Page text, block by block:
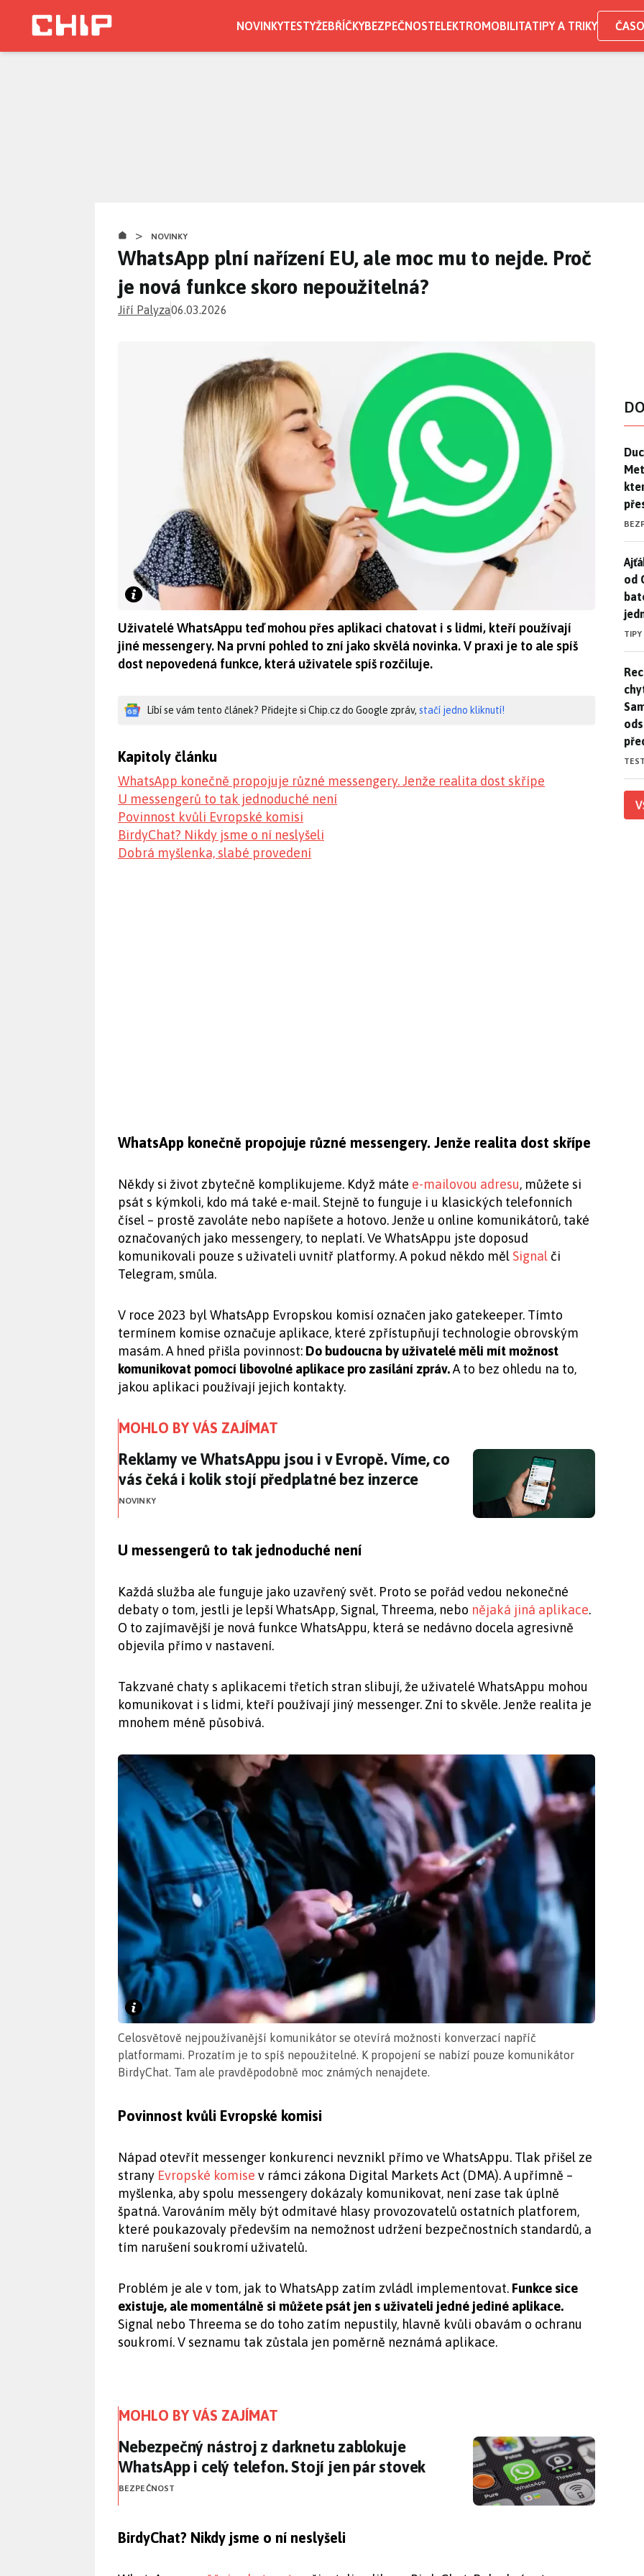
NOVINKYTESTYŽEBŘÍČKYBEZPEČNOSTELEKTROMOBILITATIPY A TRIKY
> NOVINKY
WhatsApp plní nařízení EU, ale moc mu to nejde. Proč
je nová funkce skoro nepoužitelná?
Jiří Palyza06.03.2026
Uživatelé WhatsAppu teď mohou přes aplikaci chatovat i s lidmi, kteří používají
jiné messengery. Na první pohled to zní jako skvělá novinka. V praxi je to ale spíš
dost nepovedená funkce, která uživatele spíš rozčiluje.
Líbí se vám tento článek? Přidejte si Chip.cz do Google zpráv, stačí jedno kliknutí!
Kapitoly článku
WhatsApp konečně propojuje různé messengery. Jenže realita dost skřípe
U messengerů to tak jednoduché není
Povinnost kvůli Evropské komisi
BirdyChat? Nikdy jsme o ní neslyšeli
Dobrá myšlenka, slabé provedení
WhatsApp konečně propojuje různé messengery. Jenže realita dost skřípe
Někdy si život zbytečně komplikujeme. Když máte e-mailovou adresu, můžete si
psát s kýmkoli, kdo má také e-mail. Stejně to funguje i u klasických telefonních
čísel – prostě zavoláte nebo napíšete a hotovo. Jenže u online komunikátorů, také
označovaných jako messengery, to neplatí. Ve WhatsAppu jste doposud
komunikovali pouze s uživateli uvnitř platformy. A pokud někdo měl Signal či
Telegram, smůla.
V roce 2023 byl WhatsApp Evropskou komisí označen jako gatekeeper. Tímto
termínem komise označuje aplikace, které zpřístupňují technologie obrovským
masám. A hned přišla povinnost: Do budoucna by uživatelé měli mít možnost
komunikovat pomocí libovolné aplikace pro zasílání zpráv.A to bez ohledu na to,
jakou aplikaci používají jejich kontakty.
MOHLO BY VÁS ZAJÍMAT
Reklamy ve WhatsAppu jsou i v Evropě. Víme, co vás čeká i kolik stojí
Reklamy ve WhatsAppu jsou i v Evropě. Víme, co
vás čeká i kolik stojí předplatné bez inzerce
NOVINKY
U messengerů to tak jednoduché není
Každá služba ale funguje jako uzavřený svět. Proto se pořád vedou nekonečné
debaty o tom, jestli je lepší WhatsApp, Signal, Threema, nebo nějaká jiná aplikace.
O to zajímavější je nová funkce WhatsAppu, která se nedávno docela agresivně
objevila přímo v nastavení.
Takzvané chaty s aplikacemi třetích stran slibují, že uživatelé WhatsAppu mohou
komunikovat i s lidmi, kteří používají jiný messenger. Zní to skvěle. Jenže realita je
mnohem méně působivá.
Celosvětově nejpoužívanější komunikátor se otevírá možnosti konverzací napříč
platformami. Prozatím je to spíš nepoužitelné. K propojení se nabízí pouze komunikátor
BirdyChat. Tam ale pravděpodobně moc známých nenajdete.
Povinnost kvůli Evropské komisi
Nápad otevřít messenger konkurenci nevznikl přímo ve WhatsAppu. Tlak přišel ze
strany Evropské komise v rámci zákona Digital Markets Act (DMA). A upřímně –
myšlenka, aby spolu messengery dokázaly komunikovat, není zase tak úplně
špatná. Varováním měly být odmítavé hlasy provozovatelů ostatních platforem,
které poukazovaly především na nemožnost udržení bezpečnostních standardů, a
tím narušení soukromí uživatelů.
Problém je ale v tom, jak to WhatsApp zatím zvládl implementovat. Funkce sice
existuje, ale momentálně si můžete psát jen s uživateli jedné jediné aplikace.
Signal nebo Threema se do toho zatím nepustily, hlavně kvůli obavám o ochranu
soukromí. V seznamu tak zůstala jen poměrně neznámá aplikace.
MOHLO BY VÁS ZAJÍMAT
Nebezpečný nástroj z darknetu zablokuje WhatsApp i celý telefon. Stojí jen
Nebezpečný nástroj z darknetu zablokuje
WhatsApp i celý telefon. Stojí jen pár stovek
BEZPEČNOST
BirdyChat? Nikdy jsme o ní neslyšeli
od